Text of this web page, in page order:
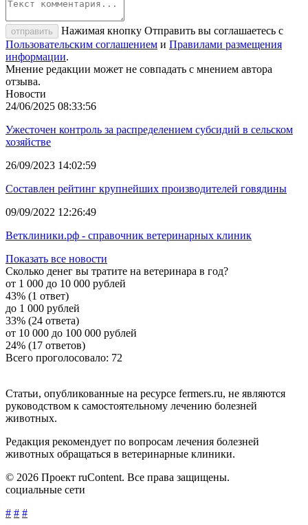
отправить
Нажимая кнопку Отправить вы соглашаетесь с
Пользовательским соглашением и Правилами размещения
информации.
Мнение редакции может не совпадать с мнением автора
отзыва.
Новости
24/06/2025 08:33:56
Ужесточен контроль за распределением субсидий в сельском
хозяйстве
26/09/2023 14:02:59
Составлен рейтинг крупнейших производителей говядины
09/09/2022 12:26:49
Ветклиники.рф - справочник ветеринарных клиник
Показать все новости
Сколько денег вы тратите на ветеринара в год?
от 1 000 до 10 000 рублей
43% (1 ответ)
до 1 000 рублей
33% (24 ответа)
от 10 000 до 100 000 рублей
24% (17 ответов)
Всего проголосовало: 72
Статьи, опубликованные на ресурсе fermers.ru, не являются
руководством к самостоятельному лечению болезней
животных.
Редакция рекомендует по вопросам лечения болезней
животных обращаться в ветеринарные клиники.
© 2026 Проект ruContent. Все права защищены.
социальные сети
# # #